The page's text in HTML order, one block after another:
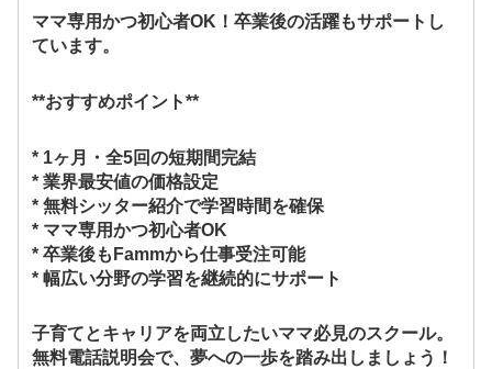
ママ専用かつ初心者OK！卒業後の活躍もサポートし
ています。
**おすすめポイント**
* 1ヶ月・全5回の短期間完結
* 業界最安値の価格設定
* 無料シッター紹介で学習時間を確保
* ママ専用かつ初心者OK
* 卒業後もFammから仕事受注可能
* 幅広い分野の学習を継続的にサポート
子育てとキャリアを両立したいママ必見のスクール。
無料電話説明会で、夢への一歩を踏み出しましょう！